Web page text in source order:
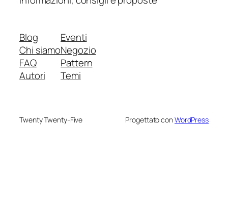
Blog
Chi siamo
FAQ
Autori
Eventi
Negozio
Pattern
Temi
Twenty Twenty-Five Progettato conWordPress